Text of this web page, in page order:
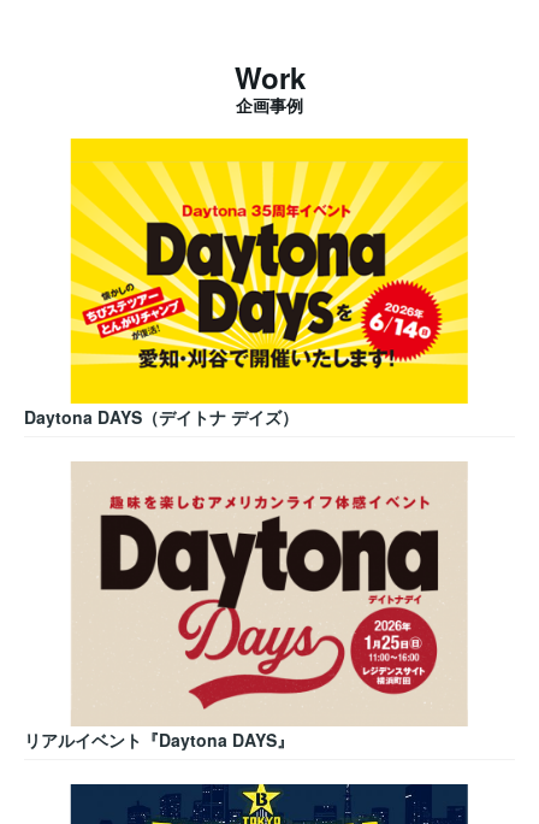
Work
企画事例
Daytona DAYS（デイトナ デイズ）
リアルイベント『Daytona DAYS』